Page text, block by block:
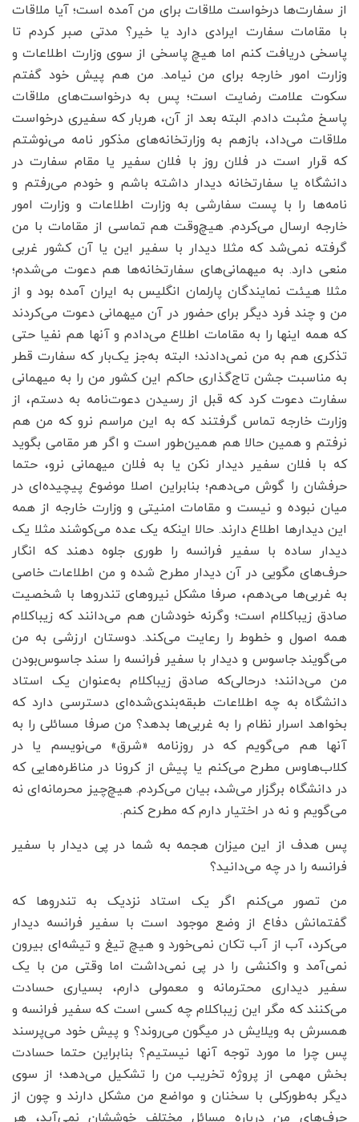
از سفارت‌ها درخواست ملاقات برای من آمده است؛ آیا ملاقات
با مقامات سفارت ایرادی دارد یا خیر؟ مدتی صبر کردم تا
پاسخی دریافت کنم اما هیچ پاسخی از سوی وزارت اطلاعات و
وزارت امور خارجه برای من نیامد. من هم پیش خود گفتم
سکوت علامت رضایت است؛ پس به درخواست‌های ملاقات
پاسخ مثبت دادم. البته بعد از آن، هربار که سفیری درخواست
ملاقات می‌داد، بازهم به وزارتخانه‌های مذکور نامه می‌نوشتم
که قرار است در فلان روز با فلان سفیر یا مقام سفارت در
دانشگاه یا سفارتخانه دیدار داشته باشم و خودم می‌رفتم و
نامه‌ها را با پست سفارشی به وزارت اطلاعات و وزارت امور
خارجه ارسال می‌کردم. هیچ‌وقت هم تماسی از مقامات با من
گرفته نمی‌شد که مثلا دیدار با سفیر این یا آن کشور غربی
منعی دارد. به میهمانی‌های سفارتخانه‌ها هم دعوت می‌شدم؛
مثلا هیئت نمایندگان پارلمان انگلیس به ایران آمده بود و از
من و چند فرد دیگر برای حضور در آن میهمانی دعوت می‌کردند
که همه اینها را به مقامات اطلاع می‌دادم و آنها هم نفیا حتی
تذکری هم به من نمی‌دادند؛ البته به‌جز یک‌بار که سفارت قطر
به مناسبت جشن تاج‌گذاری حاکم این کشور من را به میهمانی
سفارت دعوت کرد که قبل از رسیدن دعوت‌نامه به دستم، از
وزارت خارجه تماس گرفتند که به این مراسم نرو که من هم
نرفتم و همین حالا هم همین‌طور است و اگر هر مقامی بگوید
که با فلان سفیر دیدار نکن یا به فلان میهمانی نرو، حتما
حرفشان را گوش می‌دهم؛ بنابراین اصلا موضوع پیچیده‌ای در
میان نبوده و نیست و مقامات امنیتی و وزارت خارجه از همه
این دیدارها اطلاع دارند. حالا اینکه یک ‌عده می‌کوشند مثلا یک
دیدار ساده با سفیر فرانسه را طوری جلوه دهند که انگار
حرف‌های مگویی در آن دیدار مطرح شده و من اطلاعات خاصی
به غربی‌ها می‌دهم، صرفا مشکل نیروهای تندروها با شخصیت
صادق زیباکلام است؛ وگرنه خودشان هم می‌دانند که زیباکلام
همه اصول و خطوط را رعایت می‌کند. دوستان ارزشی به من
می‌گویند جاسوس و دیدار با سفیر فرانسه را سند جاسوس‌بودن
من می‌دانند؛ درحالی‌که صادق زیباکلام به‌عنوان یک استاد
دانشگاه به چه اطلاعات طبقه‌بندی‌شده‌ای دسترسی دارد که
بخواهد اسرار نظام را به غربی‌ها بدهد؟ من صرفا مسائلی را به
آنها هم می‌گویم که در روزنامه «شرق» می‌نویسم یا در
کلاب‌هاوس مطرح می‌کنم یا پیش از کرونا در مناظره‌هایی که
در دانشگاه برگزار می‌شد، بیان می‌کردم. هیچ‌چیز محرمانه‌ای نه
می‌گویم و نه در اختیار دارم که مطرح کنم.
‌پس هدف از این میزان هجمه به شما در پی دیدار با سفیر
فرانسه را در چه می‌دانید؟
من تصور می‌کنم اگر یک استاد نزدیک به تندروها که
گفتمانش دفاع از وضع موجود است با سفیر فرانسه دیدار
می‌کرد، آب‌ از آب تکان نمی‌خورد و هیچ تیغ و تیشه‌ای بیرون
نمی‌آمد و واکنشی را در پی نمی‌داشت اما وقتی من با یک
سفیر دیداری محترمانه و معمولی دارم، بسیاری حسادت
می‌کنند که مگر این زیباکلام چه کسی است که سفیر فرانسه و
همسرش به ویلایش در میگون می‌روند؟ و پیش خود می‌پرسند
پس چرا ما مورد توجه آنها نیستیم؟ بنابراین حتما حسادت
بخش مهمی از پروژه تخریب من را تشکیل می‌دهد؛ از سوی
دیگر به‌طور‌کلی با سخنان و مواضع من مشکل دارند و چون از
حرف‌های من درباره مسائل مختلف خوششان نمی‌آید، هر